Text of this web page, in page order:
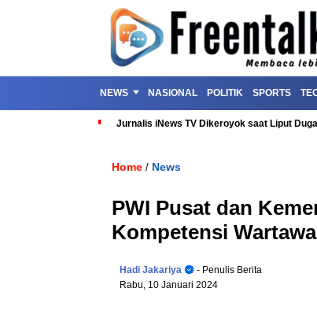
NEWS NASIONAL POLITIK SPORTS
Jurnalis iNews TV Dikeroyok saat Liput
Home / News
PWI Pusat dan
Kompetensi
Hadi Jakariya
- Penulis Berita
Rabu, 10 Januari 2024